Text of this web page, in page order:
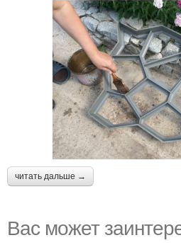
читать дальше →
Вас может